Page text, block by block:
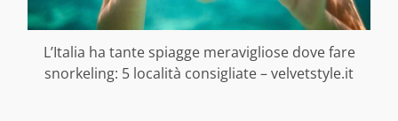
L’Italia ha tante spiagge meravigliose dove fare
snorkeling: 5 località consigliate – velvetstyle.it